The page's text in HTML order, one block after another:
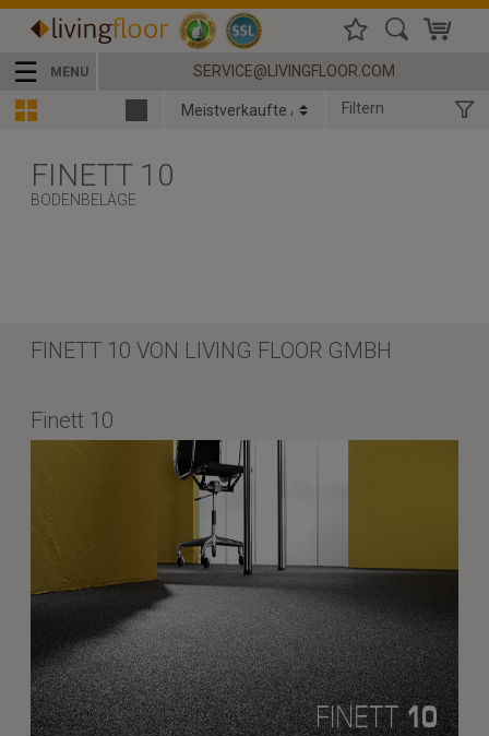
☰ MENU SERVICE@LIVINGFLOOR.COM
Filtern
FINETT 10
BODENBELÄGE
FINETT 10 VON LIVING FLOOR GMBH
Finett 10